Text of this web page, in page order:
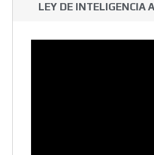
LEY DE INTELIGENCIA